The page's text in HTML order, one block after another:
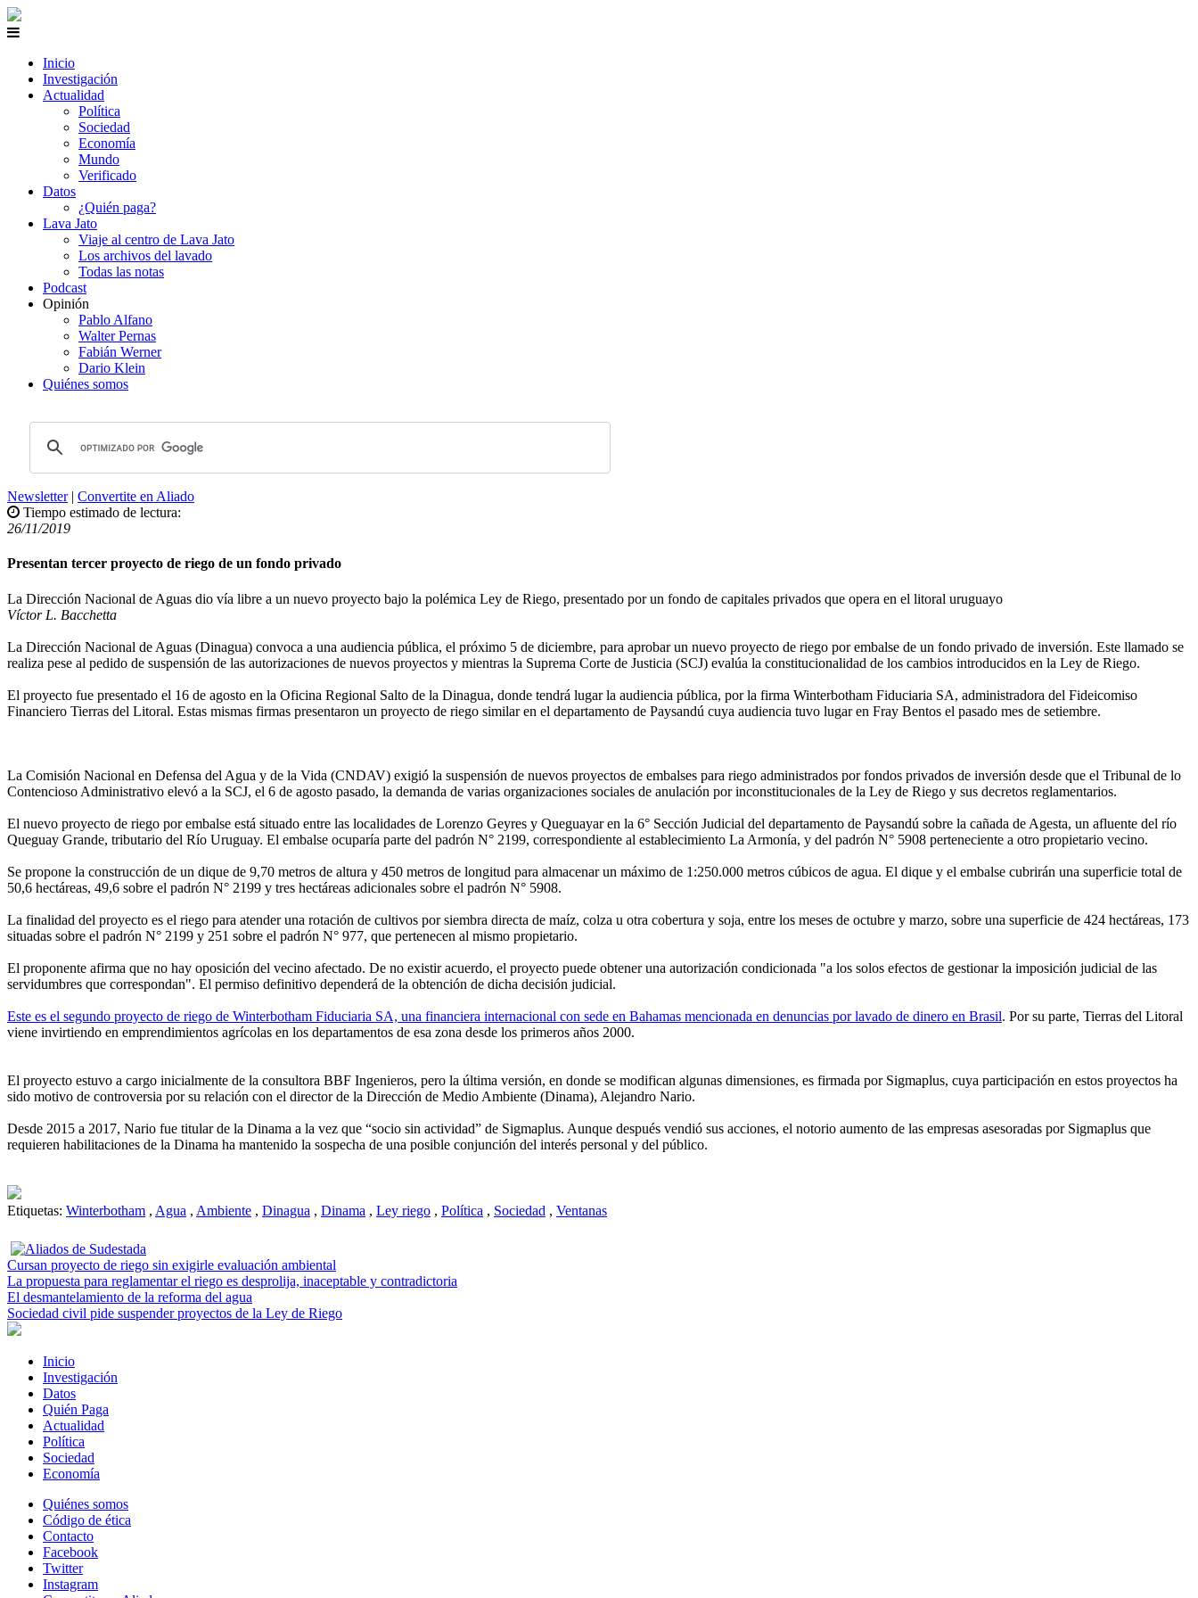
Inicio
Investigación
Actualidad
Política
Sociedad
Economía
Mundo
Verificado
Datos
¿Quién paga?
Lava Jato
Viaje al centro de Lava Jato
Los archivos del lavado
Todas las notas
Podcast
Opinión
Pablo Alfano
Walter Pernas
Fabián Werner
Dario Klein
Quiénes somos
Newsletter| Convertite en Aliado
Tiempo estimado de lectura:
26/11/2019
Presentan tercer proyecto de riego de un fondo privado
La Dirección Nacional de Aguas dio vía libre a un nuevo proyecto bajo la polémica Ley de Riego, presentado por un fondo de capitales privados que opera en el litoral uruguayo
Víctor L. Bacchetta
La Dirección Nacional de Aguas (Dinagua) convoca a una audiencia pública, el próximo 5 de diciembre, para aprobar un nuevo proyecto de riego por embalse de un fondo privado de inversión. Este llamado se
realiza pese al pedido de suspensión de las autorizaciones de nuevos proyectos y mientras la Suprema Corte de Justicia (SCJ) evalúa la constitucionalidad de los cambios introducidos en la Ley de Riego.
El proyecto fue presentado el 16 de agosto en la Oficina Regional Salto de la Dinagua, donde tendrá lugar la audiencia pública, por la firma Winterbotham Fiduciaria SA, administradora del Fideicomiso
Financiero Tierras del Litoral. Estas mismas firmas presentaron un proyecto de riego similar en el departamento de Paysandú cuya audiencia tuvo lugar en Fray Bentos el pasado mes de setiembre.
La Comisión Nacional en Defensa del Agua y de la Vida (CNDAV) exigió la suspensión de nuevos proyectos de embalses para riego administrados por fondos privados de inversión desde que el Tribunal de lo
Contencioso Administrativo elevó a la SCJ, el 6 de agosto pasado, la demanda de varias organizaciones sociales de anulación por inconstitucionales de la Ley de Riego y sus decretos reglamentarios.
El nuevo proyecto de riego por embalse está situado entre las localidades de Lorenzo Geyres y Queguayar en la 6° Sección Judicial del departamento de Paysandú sobre la cañada de Agesta, un afluente del río
Queguay Grande, tributario del Río Uruguay. El embalse ocuparía parte del padrón N° 2199, correspondiente al establecimiento La Armonía, y del padrón N° 5908 perteneciente a otro propietario vecino.
Se propone la construcción de un dique de 9,70 metros de altura y 450 metros de longitud para almacenar un máximo de 1:250.000 metros cúbicos de agua. El dique y el embalse cubrirán una superficie total de
50,6 hectáreas, 49,6 sobre el padrón N° 2199 y tres hectáreas adicionales sobre el padrón N° 5908.
La finalidad del proyecto es el riego para atender una rotación de cultivos por siembra directa de maíz, colza u otra cobertura y soja, entre los meses de octubre y marzo, sobre una superficie de 424 hectáreas, 173
situadas sobre el padrón N° 2199 y 251 sobre el padrón N° 977, que pertenecen al mismo propietario.
El proponente afirma que no hay oposición del vecino afectado. De no existir acuerdo, el proyecto puede obtener una autorización condicionada "a los solos efectos de gestionar la imposición judicial de las
servidumbres que correspondan". El permiso definitivo dependerá de la obtención de dicha decisión judicial.
Este es el segundo proyecto de riego de Winterbotham Fiduciaria SA, una financiera internacional con sede en Bahamas mencionada en denuncias por lavado de dinero en Brasil. Por su parte, Tierras del Litoral
viene invirtiendo en emprendimientos agrícolas en los departamentos de esa zona desde los primeros años 2000.
El proyecto estuvo a cargo inicialmente de la consultora BBF Ingenieros, pero la última versión, en donde se modifican algunas dimensiones, es firmada por Sigmaplus, cuya participación en estos proyectos ha
sido motivo de controversia por su relación con el director de la Dirección de Medio Ambiente (Dinama), Alejandro Nario.
Desde 2015 a 2017, Nario fue titular de la Dinama a la vez que “socio sin actividad” de Sigmaplus. Aunque después vendió sus acciones, el notorio aumento de las empresas asesoradas por Sigmaplus que
requieren habilitaciones de la Dinama ha mantenido la sospecha de una posible conjunción del interés personal y del público.
Etiquetas: Winterbotham , Agua , Ambiente , Dinagua , Dinama , Ley riego , Política , Sociedad , Ventanas
Cursan proyecto de riego sin exigirle evaluación ambiental
La propuesta para reglamentar el riego es desprolija, inaceptable y contradictoria
El desmantelamiento de la reforma del agua
Sociedad civil pide suspender proyectos de la Ley de Riego
Inicio
Investigación
Datos
Quién Paga
Actualidad
Política
Sociedad
Economía
Quiénes somos
Código de ética
Contacto
Facebook
Twitter
Instagram